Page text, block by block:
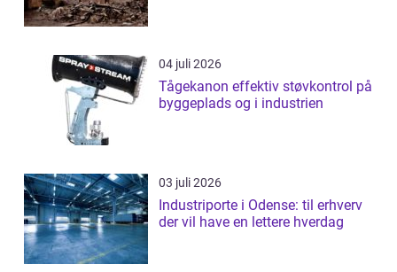
04 juli 2026
Tågekanon effektiv støvkontrol på
byggeplads og i industrien
03 juli 2026
Industriporte i Odense: til erhverv
der vil have en lettere hverdag